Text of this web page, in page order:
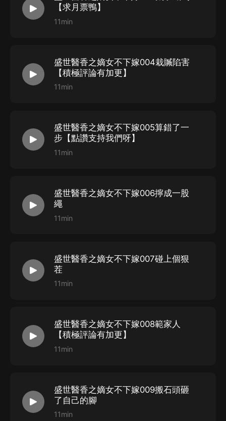
【求月票鴨】
11min
盛世醫香之嫡女不下嫁004栽贓陷害
【積極評論有加更】
11min
盛世醫香之嫡女不下嫁005算錯了一
步【點讚支持我們呀】
11min
盛世醫香之嫡女不下嫁006擰成一股
繩
11min
盛世醫香之嫡女不下嫁007碰上個狠
茬
11min
盛世醫香之嫡女不下嫁008範家人
【積極評論有加更】
11min
盛世醫香之嫡女不下嫁009搬石頭砸
了自己的腳
11min